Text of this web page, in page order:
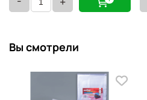
Вы смотрели